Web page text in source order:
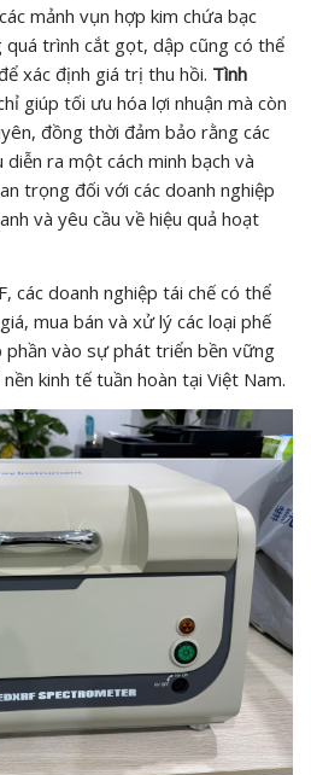
mảnh vụn hợp kim chứa bạc
trình cắt gọt, dập cũng có thể
xác định giá trị thu hồi. Tình
giúp tối ưu hóa lợi nhuận mà còn
đồng thời đảm bảo rằng các
diễn ra một cách minh bạch và
trọng đối với các doanh nghiệp
và yêu cầu về hiệu quả hoạt
các doanh nghiệp tái chế có thể
mua bán và xử lý các loại phế
phần vào sự phát triển bền vững
kinh tế tuần hoàn tại Việt Nam.